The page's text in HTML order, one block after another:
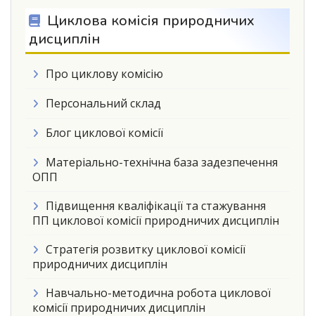
Циклова комісія природничих
дисциплін
Про циклову комісію
Персональний склад
Блог циклової комісії
Матеріально-технічна база задезпечення
ОПП
Підвищення кваліфікації та стажування
ПП циклової комісії природничих дисциплін
Стратегія розвитку циклової комісії
природничих дисциплін
Навчально-методична робота циклової
комісії природничих дисциплін